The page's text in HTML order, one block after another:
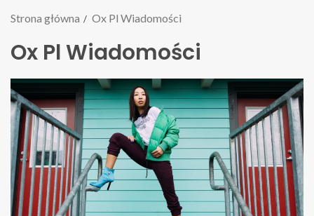
Strona główna Ox Pl Wiadomości
Ox Pl Wiadomości